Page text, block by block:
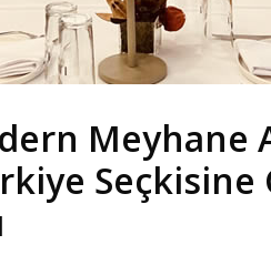
Meyhane
Seçkisine